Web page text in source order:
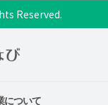
Reserved.